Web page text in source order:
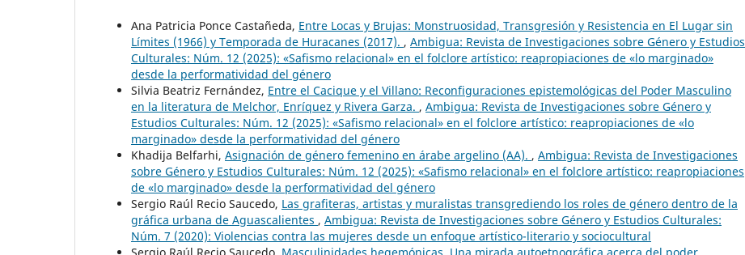
Ana Patricia Ponce Castañeda, Entre Locas y Brujas: Monstruosidad, Transgresión y Resistencia en El Lugar sin
Límites (1966) y Temporada de Huracanes (2017). , Ambigua: Revista de Investigaciones sobre Género y Estudios
Culturales: Núm. 12 (2025): «Safismo relacional» en el folclore artístico: reapropiaciones de «lo marginado»
desde la performatividad del género
Silvia Beatriz Fernández, Entre el Cacique y el Villano: Reconfiguraciones epistemológicas del Poder Masculino
en la literatura de Melchor, Enríquez y Rivera Garza. , Ambigua: Revista de Investigaciones sobre Género y
Estudios Culturales: Núm. 12 (2025): «Safismo relacional» en el folclore artístico: reapropiaciones de «lo
marginado» desde la performatividad del género
Khadija Belfarhi, Asignación de género femenino en árabe argelino (AA). , Ambigua: Revista de Investigaciones
sobre Género y Estudios Culturales: Núm. 12 (2025): «Safismo relacional» en el folclore artístico: reapropiaciones
de «lo marginado» desde la performatividad del género
Sergio Raúl Recio Saucedo, Las grafiteras, artistas y muralistas transgrediendo los roles de género dentro de la
gráfica urbana de Aguascalientes , Ambigua: Revista de Investigaciones sobre Género y Estudios Culturales:
Núm. 7 (2020): Violencias contra las mujeres desde un enfoque artístico-literario y sociocultural